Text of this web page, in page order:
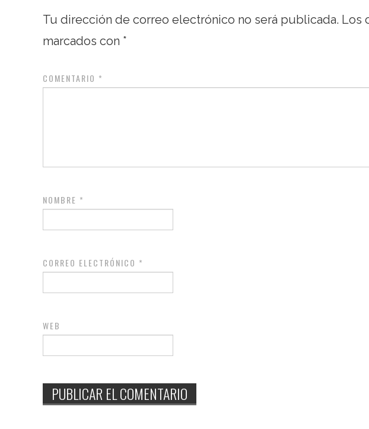
Tu dirección de correo electrónico no será publicada. Los
marcados con *
COMENTARIO *
NOMBRE *
CORREO ELECTRÓNICO *
WEB